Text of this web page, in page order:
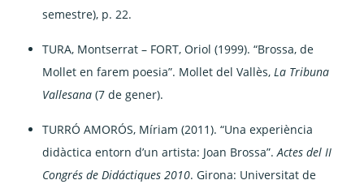
semestre), p. 22.
TURA, Montserrat – FORT, Oriol (1999). “Brossa, de
Mollet en farem poesia”. Mollet del Vallès, La Tribuna
Vallesana (7 de gener).
TURRÓ AMORÓS, Míriam (2011). “Una experiència
didàctica entorn d’un artista: Joan Brossa”.Actes del II
Congrés de Didáctiques 2010. Girona: Universitat de